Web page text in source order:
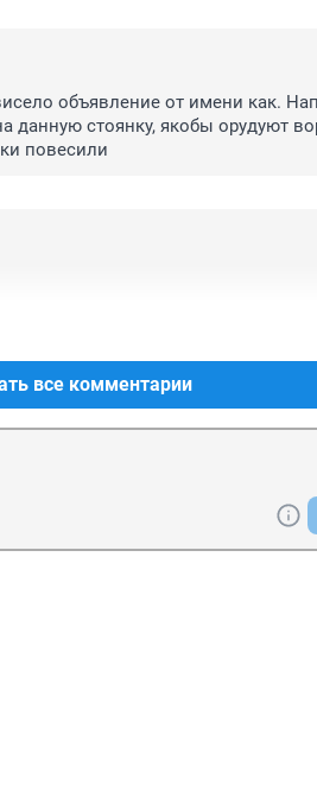
объявление от имени как.
данную стоянку, якобы орудуют
повесили
все комментарии